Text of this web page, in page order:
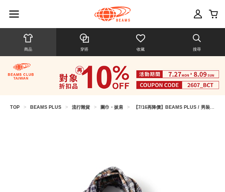
商品 穿搭 收藏 搜尋
TOP > BEAMS PLUS > 流行雜貨 > 圍巾・披肩 > 【7/16再降價】BEAMS PLUS / 男裝 Stole Patch Works Madras